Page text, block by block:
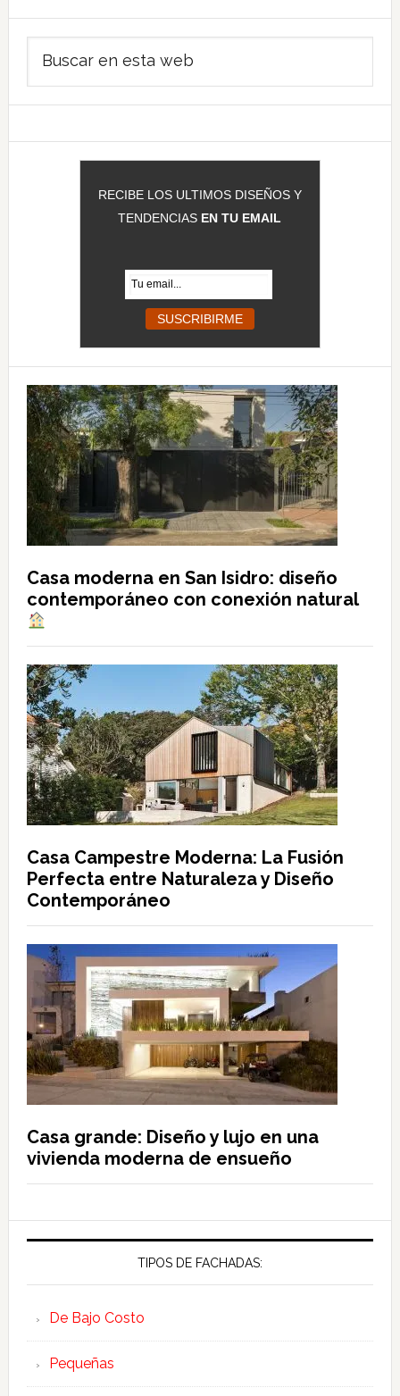
Barra
lateral
principal
RECIBE LOS ULTIMOS DISEÑOS Y
TENDENCIAS EN TU EMAIL
Casa moderna en San Isidro: diseño
contemporáneo con conexión natural
Casa Campestre Moderna: La Fusión
Perfecta entre Naturaleza y Diseño
Contemporáneo
Casa grande: Diseño y lujo en una
vivienda moderna de ensueño
TIPOS DE FACHADAS:
De Bajo Costo
Pequeñas